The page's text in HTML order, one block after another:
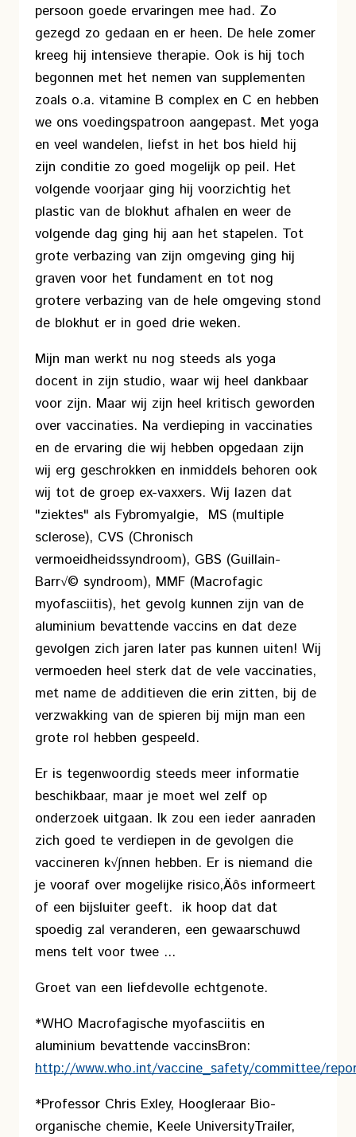
persoon goede ervaringen mee had. Zo
gezegd zo gedaan en er heen. De hele zomer
kreeg hij intensieve therapie. Ook is hij toch
begonnen met het nemen van supplementen
zoals o.a. vitamine B complex en C en hebben
we ons voedingspatroon aangepast. Met yoga
en veel wandelen, liefst in het bos hield hij
zijn conditie zo goed mogelijk op peil. Het
volgende voorjaar ging hij voorzichtig het
plastic van de blokhut afhalen en weer de
volgende dag ging hij aan het stapelen. Tot
grote verbazing van zijn omgeving ging hij
graven voor het fundament en tot nog
grotere verbazing van de hele omgeving stond
de blokhut er in goed drie weken.
Mijn man werkt nu nog steeds als yoga
docent in zijn studio, waar wij heel dankbaar
voor zijn. Maar wij zijn heel kritisch geworden
over vaccinaties. Na verdieping in vaccinaties
en de ervaring die wij hebben opgedaan zijn
wij erg geschrokken en inmiddels behoren ook
wij tot de groep ex-vaxxers. Wij lazen dat
"ziektes" als Fybromyalgie, MS (multiple
sclerose), CVS (Chronisch
vermoeidheidssyndroom), GBS (Guillain-
Barr√© syndroom), MMF (Macrofagic
myofasciitis), het gevolg kunnen zijn van de
aluminium bevattende vaccins en dat deze
gevolgen zich jaren later pas kunnen uiten! Wij
vermoeden heel sterk dat de vele vaccinaties,
met name de additieven die erin zitten, bij de
verzwakking van de spieren bij mijn man een
grote rol hebben gespeeld.
Er is tegenwoordig steeds meer informatie
beschikbaar, maar je moet wel zelf op
onderzoek uitgaan. Ik zou een ieder aanraden
zich goed te verdiepen in de gevolgen die
vaccineren k√∫nnen hebben. Er is niemand die
je vooraf over mogelijke risico‚Äôs informeert
of een bijsluiter geeft. ik hoop dat dat
spoedig zal veranderen, een gewaarschuwd
mens telt voor twee ...
Groet van een liefdevolle echtgenote.
*WHO Macrofagische myofasciitis en
aluminium bevattende vaccinsBron:
http://www.who.int/vaccine_safety/committee/
*Professor Chris Exley, Hoogleraar Bio-
organische chemie, Keele UniversityTrailer,